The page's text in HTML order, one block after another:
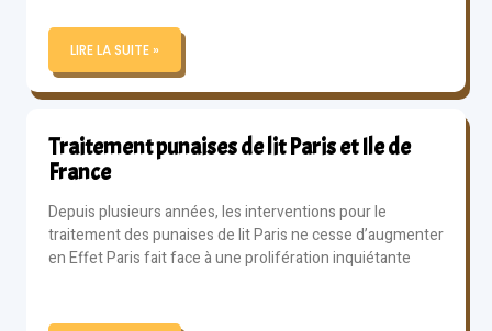
LIRE LA SUITE »
Traitement punaises de lit Paris et Ile de
France
Depuis plusieurs années, les interventions pour le
traitement des punaises de lit Paris ne cesse d’augmenter
en Effet Paris fait face à une prolifération inquiétante